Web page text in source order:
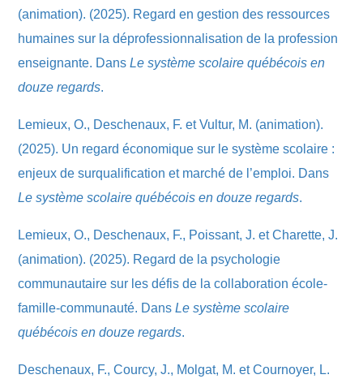
(animation). (2025). Regard en gestion des ressources
humaines sur la déprofessionnalisation de la profession
enseignante. Dans Le système scolaire québécois en
douze regards.
Lemieux, O., Deschenaux, F. et Vultur, M. (animation).
(2025). Un regard économique sur le système scolaire :
enjeux de surqualification et marché de l’emploi. Dans
Le système scolaire québécois en douze regards.
Lemieux, O., Deschenaux, F., Poissant, J. et Charette, J.
(animation). (2025). Regard de la psychologie
communautaire sur les défis de la collaboration école-
famille-communauté. Dans Le système scolaire
québécois en douze regards.
Deschenaux, F., Courcy, J., Molgat, M. et Cournoyer, L.